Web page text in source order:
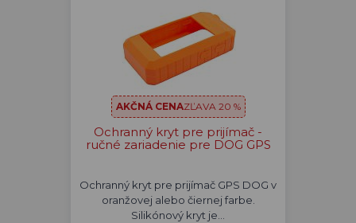
AKČNÁ CENAZĽAVA 20 %
Ochranný kryt pre prijímač -
ručné zariadenie pre DOG GPS
Ochranný kryt pre prijímač GPS DOG v
oranžovej alebo čiernej farbe.
Silikónový kryt je…